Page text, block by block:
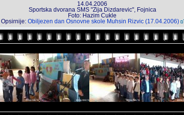
14.04.2006
Sportska dvorana SMS "Zija Dizdarevic", Fojnica
Foto: Hazim Cukle
Opsirnije: Obiljezen dan Osnovne skole Muhsin Rizvic (17.04.2006)